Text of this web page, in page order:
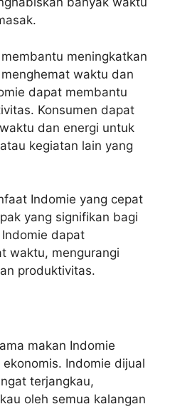
meningkatkan
waktu dan
dapat membantu
Konsumen dapat
dan energi untuk
kegiatan lain yang
Indomie yang cepat
yang signifikan bagi
dapat
waktu, mengurangi
produktivitas.
makan Indomie
Indomie dijual
terjangkau,
oleh semua kalangan